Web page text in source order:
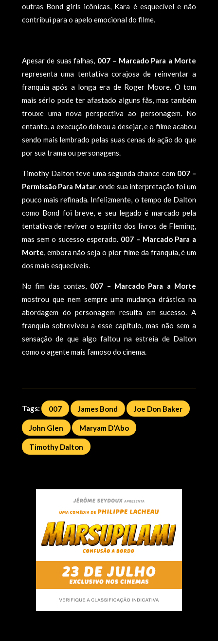
outras Bond girls icônicas, Kara é esquecível e não
contribui para o apelo emocional do filme.
Apesar de suas falhas, 007 – Marcado Para a Morte
representa uma tentativa corajosa de reinventar a
franquia após a longa era de Roger Moore. O tom
mais sério pode ter afastado alguns fãs, mas também
trouxe uma nova perspectiva ao personagem. No
entanto, a execução deixou a desejar, e o filme acabou
sendo mais lembrado pelas suas cenas de ação do que
por sua trama ou personagens.
Timothy Dalton teve uma segunda chance com 007 –
Permissão Para Matar, onde sua interpretação foi um
pouco mais refinada. Infelizmente, o tempo de Dalton
como Bond foi breve, e seu legado é marcado pela
tentativa de reviver o espírito dos livros de Fleming,
mas sem o sucesso esperado. 007 – Marcado Para a
Morte, embora não seja o pior filme da franquia, é um
dos mais esquecíveis.
No fim das contas, 007 – Marcado Para a Morte
mostrou que nem sempre uma mudança drástica na
abordagem do personagem resulta em sucesso. A
franquia sobreviveu a esse capítulo, mas não sem a
sensação de que algo faltou na estreia de Dalton
como o agente mais famoso do cinema.
Tags: 007 James Bond Joe Don Baker
John Glen Maryam D'Abo
Timothy Dalton